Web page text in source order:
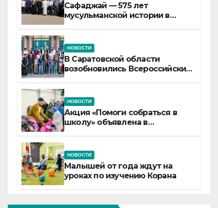
Сафаджай — 575 лет
мусульманской истории в
НОВОСТИ
В Саратовской области
возобновились Всероссийские
НОВОСТИ
Акция «Помоги собраться в
школу» объявлена в
НОВОСТИ
Малышей от года ждут на
уроках по изучению Корана